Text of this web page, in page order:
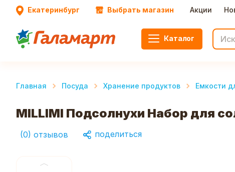
Екатеринбург Выбрать магазин Акции
Каталог
Главная Посуда Хранение продуктов Емкости
MILLIMI Подсолнухи Набор для
(0) отзывов поделиться